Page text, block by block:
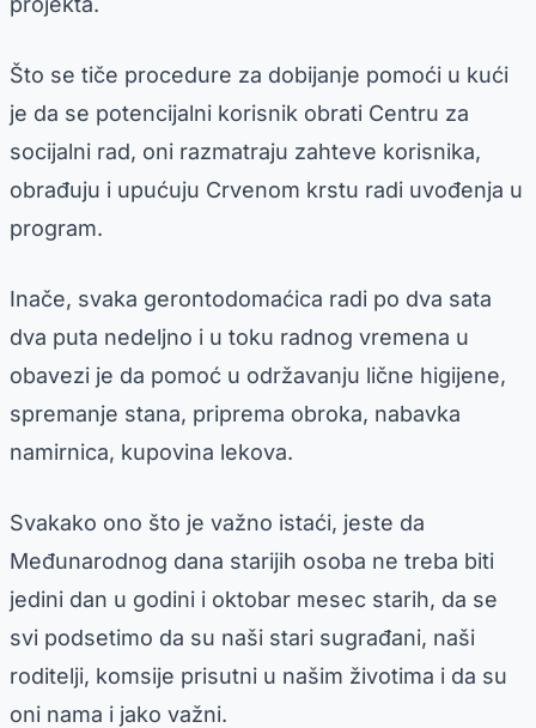
Što se tiče procedure za dobijanje pomoći u kući
je da se potencijalni korisnik obrati Centru za
socijalni rad, oni razmatraju zahteve korisnika,
obrađuju i upućuju Crvenom krstu radi uvođenja u
program.
Inače, svaka gerontodomaćica radi po dva sata
dva puta nedeljno i u toku radnog vremena u
obavezi je da pomoć u održavanju lične higijene,
spremanje stana, priprema obroka, nabavka
namirnica, kupovina lekova.
Svakako ono što je važno istaći, jeste da
Međunarodnog dana starijih osoba ne treba biti
jedini dan u godini i oktobar mesec starih, da se
svi podsetimo da su naši stari sugrađani, naši
roditelji, komsije prisutni u našim životima i da su
oni nama i jako važni.